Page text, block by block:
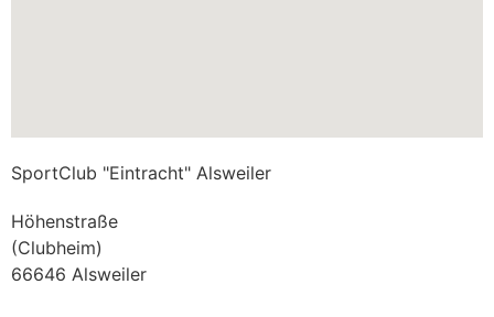
SportClub "Eintracht" Alsweiler
Höhenstraße
(Clubheim)
66646 Alsweiler